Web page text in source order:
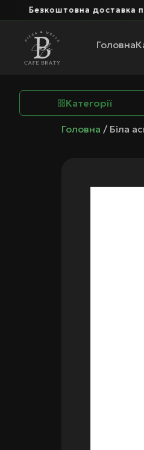
Безкоштовна доставка по
Головна
Категорії
Головна / Біла